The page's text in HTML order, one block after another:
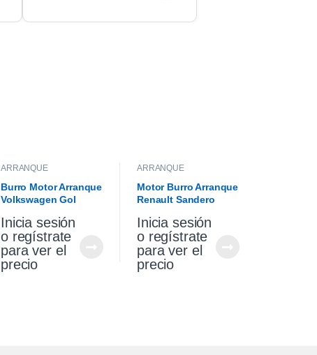
ARRANQUE
Burro Motor Arranque
Volkswagen Gol
Inicia sesión
o regístrate
para ver el
precio
ARRANQUE
Motor Burro Arranque
Renault Sandero
Inicia sesión
o regístrate
para ver el
precio